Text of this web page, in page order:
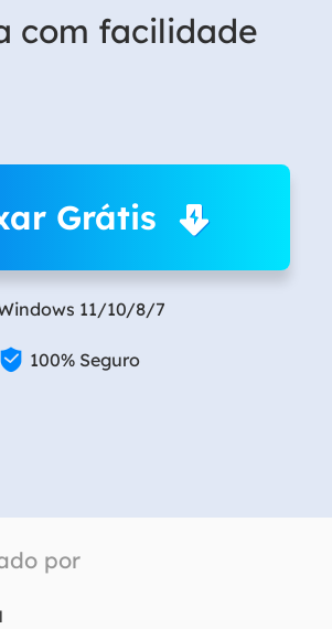
com facilidade
Grátis
11/10/8/7
 100% Seguro
por